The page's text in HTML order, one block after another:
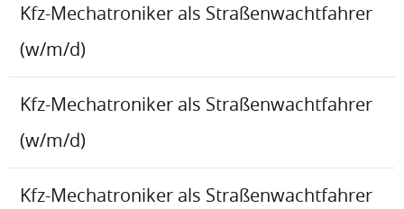
Kfz-Mechatroniker als Straßenwachtfahrer
(w/m/d)
Kfz-Mechatroniker als Straßenwachtfahrer
(w/m/d)
Kfz-Mechatroniker als Straßenwachtfahrer